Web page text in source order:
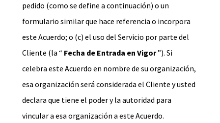
pedido (como se define a continuación) o un
formulario similar que hace referencia o incorpora
este Acuerdo; o (c) el uso del Servicio por parte del
Cliente (la “ Fecha de Entrada en Vigor”). Si
celebra este Acuerdo en nombre de su organización,
esa organización será considerada el Cliente y usted
declara que tiene el poder y la autoridad para
vincular a esa organización a este Acuerdo.